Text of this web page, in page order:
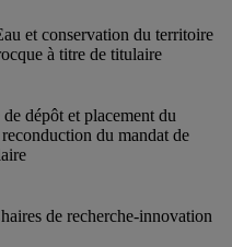
et conservation du territoire
à titre de titulaire
dépôt et placement du
du mandat de
de recherche-innovation